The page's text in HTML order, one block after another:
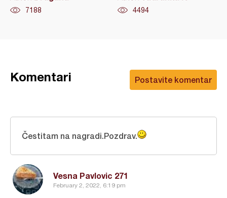
7188 4494
Postavite komentar
Komentari
Vesna Pavlovic 271
February 2, 2022, 6:19 pm
Čestitam na nagradi.Pozdrav.